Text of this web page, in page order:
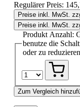
Regulärer Preis:
Preise inkl. MwSt.
Preise inkl. MwSt.
Produkt Anzahl:
benutze die
oder zu
Zum Vergleich